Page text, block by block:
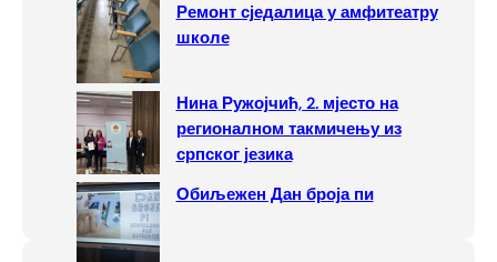
Ремонт сједалица у амфитеатру
школе
Нина Ружојчић, 2. мјесто на
регионалном такмичењу из
српског језика
Обиљежен Дан броја пи